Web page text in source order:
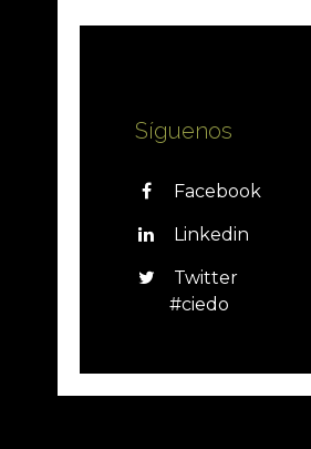
Síguenos
Facebook
Linkedin
Twitter
#ciedo